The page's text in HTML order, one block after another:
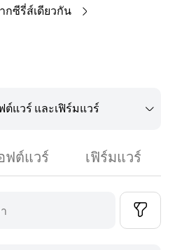
กซีรี่ส์เดียวกัน
ต์แวร์ และเฟิร์มแวร์
ฟต์แวร์ เฟิร์มแวร์